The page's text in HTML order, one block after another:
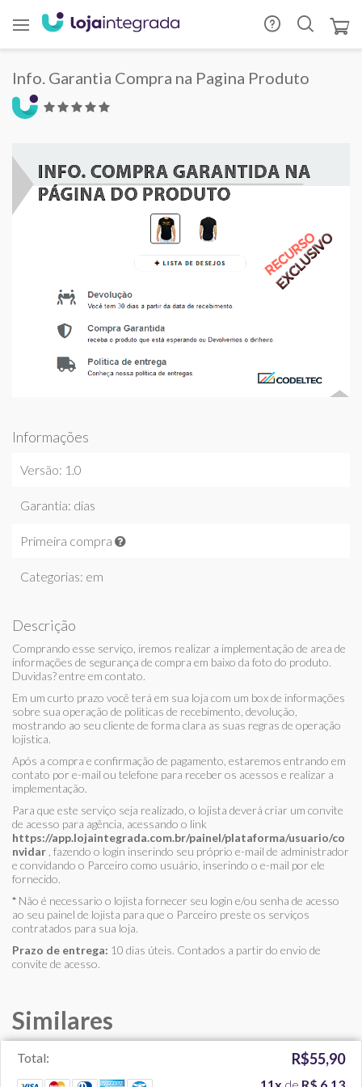
Info. Garantia Compra na Pagina Produto
Informações
Versão: 1.0
Garantia: dias
Primeira compra
Categorias: em
Descrição
Comprando esse serviço, iremos realizar a implementação de area de
informações de segurança de compra em baixo da foto do produto.
Duvidas? entre em contato.
Em um curto prazo você terá em sua loja com um box de informações
sobre sua operação de politicas de recebimento, devolução,
mostrando ao seu cliente de forma clara as suas regras de operação
lojistica.
Após a compra e confirmação de pagamento, estaremos entrando em
contato por e-mail ou telefone para receber os acessos e realizar a
implementação.
Para que este serviço seja realizado, o lojista deverá criar um convite
de acesso para agência, acessando o link
https://app.lojaintegrada.com.br/painel/plataforma/usuario/co
nvidar , fazendo o login inserindo seu próprio e-mail de administrador
e convidando o Parceiro como usuário, inserindo o e-mail por ele
fornecido.
* Não é necessario o lojista fornecer seu login e/ou senha de acesso
ao seu painel de lojista para que o Parceiro preste os serviços
contratados para sua loja.
Prazo de entrega: 10 dias úteis. Contados a partir do envio de
convite de acesso.
Similares
Total: R$55,90